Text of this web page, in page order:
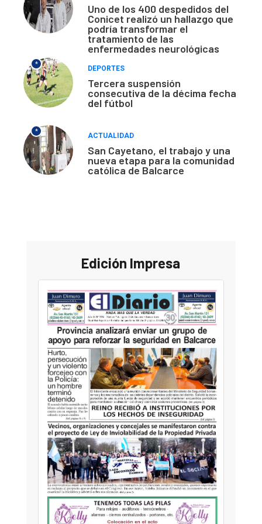
Uno de los 400 despedidos del
Conicet realizó un hallazgo que
podría transformar el
tratamiento de las
enfermedades neurológicas
*
DEPORTES
Tercera suspensión
consecutiva de la décima fecha
del fútbol
*
ACTUALIDAD
San Cayetano, el trabajo y una
nueva etapa para la comunidad
católica de Balcarce
Edición Impresa